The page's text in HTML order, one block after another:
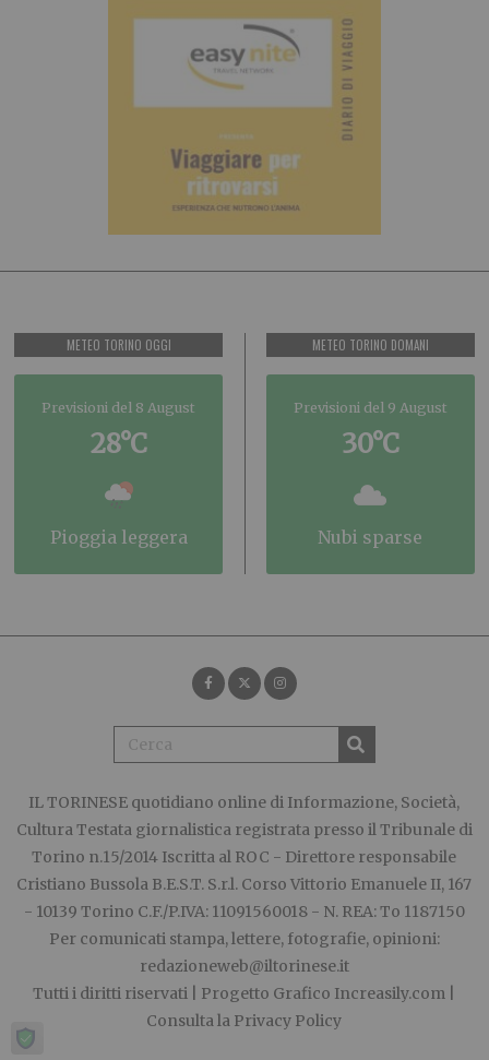
METEO TORINO OGGI
Previsioni del 8 August
28°C
pioggia leggera
METEO TORINO DOMANI
Previsioni del 9 August
30°C
nubi sparse
IL TORINESE quotidiano online di Informazione, Società,
Cultura Testata giornalistica registrata presso il Tribunale di
Torino n.15/2014 Iscritta al ROC - Direttore responsabile
Cristiano Bussola B.E.S.T. S.r.l. Corso Vittorio Emanuele II, 167
- 10139 Torino C.F./P.IVA: 11091560018 - N. REA: To 1187150
Per comunicati stampa, lettere, fotografie, opinioni:
redazioneweb@iltorinese.it
Tutti i diritti riservati | Progetto Grafico Increasily.com
Consulta la Privacy Policy